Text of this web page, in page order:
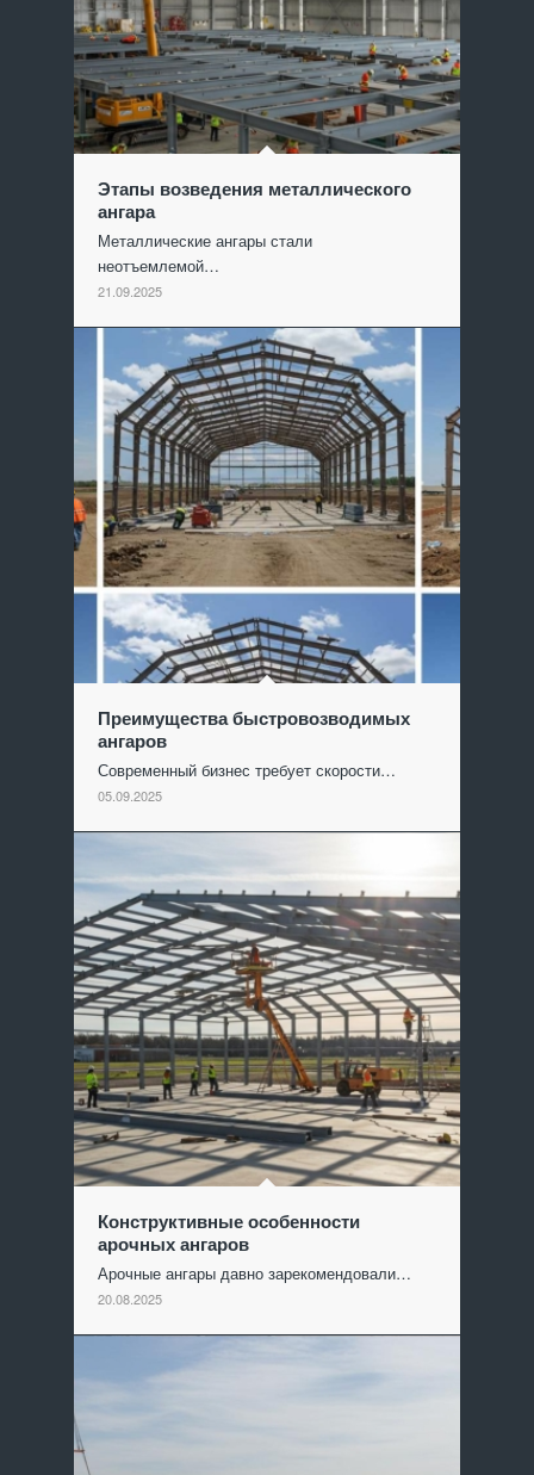
Этапы возведения металлического
ангара
Металлические ангары стали
неотъемлемой…
21.09.2025
Преимущества быстровозводимых
ангаров
Современный бизнес требует скорости…
05.09.2025
Конструктивные особенности
арочных ангаров
Арочные ангары давно зарекомендовали…
20.08.2025